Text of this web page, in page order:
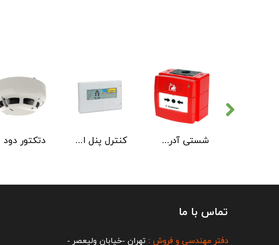
کنترل پنل اطفاء حریق C-TEC EP203 شستی آدرس پذیر ضد آب هوچیکی Hochiki مدل HCP-W SCI
تماس با ما
دفتر مهندسی و فروش : تهران -خیابان ولیعصر -